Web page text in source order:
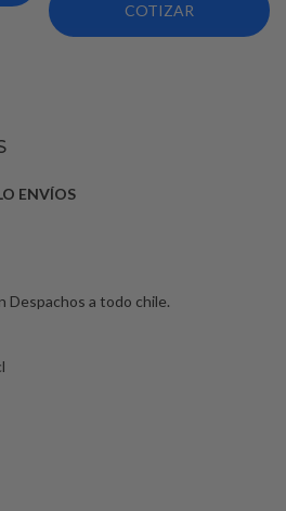
COTIZAR
ENVÍOS
Despachos a todo chile.